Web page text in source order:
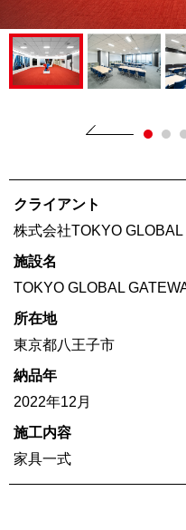
クライアント
株式会社TOKYO GLOBAL
施設名
TOKYO GLOBAL
所在地
東京都八王子市
納品年
2022年12月
施工内容
家具一式